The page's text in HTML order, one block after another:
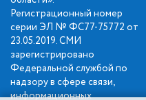
Регистрационный номер
серии ЭЛ № ФС77-75772 от
23.05.2019. СМИ
зарегистрировано
Федеральной службой по
надзору в сфере связи,
информационных